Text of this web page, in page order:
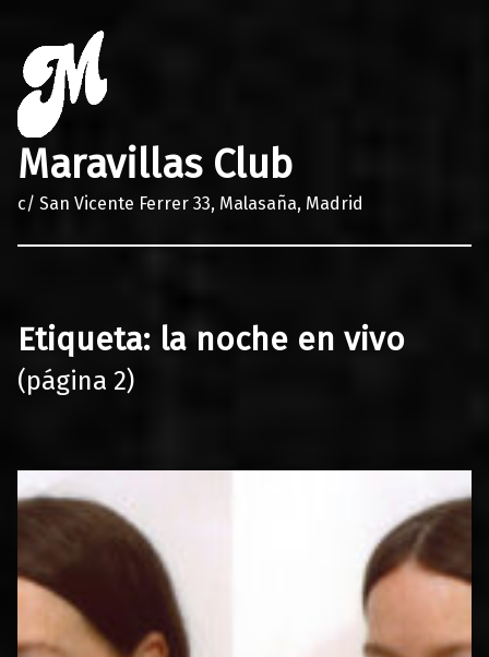
Maravillas Club
c/ San Vicente Ferrer 33, Malasaña, Madrid
Etiqueta: la noche en vivo
(página 2)